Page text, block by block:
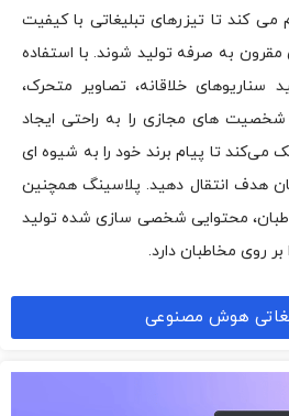
می کند تا تیزرهای تبلیغاتی با کیفیت
مقرون به صرفه تولید شوند. با استفاده
خلاقانه، تصاویر متحرک،
های مجازی را به راحتی ایجاد
می‌کند تا پیام برند خود را به شیوه ای
هدف انتقال دهید. پلاسینگ همچنین
محتوایی شخصی سازی شده تولید
روی مخاطبان دارد.
هوش مصنوعی